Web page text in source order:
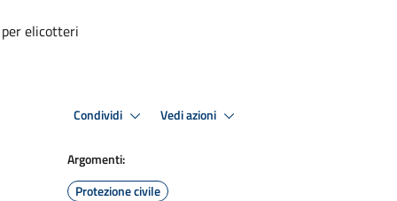
elicotteri
Condividi Vedi azioni
Argomenti:
Protezione civile